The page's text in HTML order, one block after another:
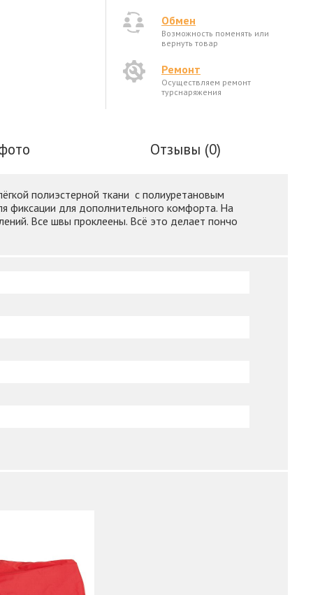
Обмен
Возможность поменять или
вернуть товар
Ремонт
Осуществляем ремонт
турснаряжения
Отзывы (0)
полиэстерной ткани с полиуретановым
фиксации для дополнительного комфорта. На
Все швы проклеены. Всё это делает пончо